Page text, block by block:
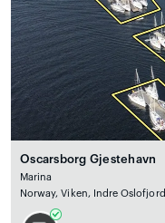
Oscarsborg Gjestehavn
Marina
Norway, Viken, Indre Oslofjord